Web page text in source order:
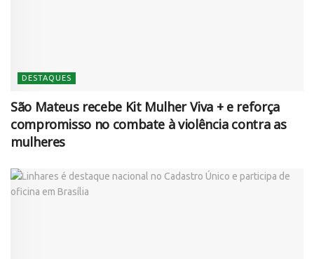
DESTAQUES
São Mateus recebe Kit Mulher Viva + e reforça
compromisso no combate à violência contra as
mulheres